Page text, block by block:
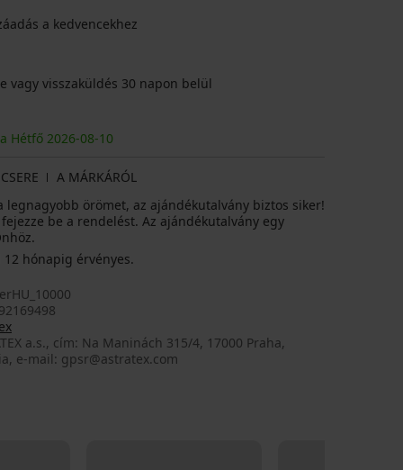
a kedvencekhez
vagy visszaküldés 30 napon belül
Hétfő 2026-08-10
A MÁRKÁRÓL
legnagyobb örömet, az ajándékutalvány biztos siker!
be a rendelést. Az ajándékutalvány egy
hónapig érvényes.
a.s., cím: Na Maninách 315/4, 17000 Praha,
e-mail: gpsr@astratex.com